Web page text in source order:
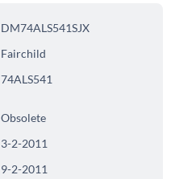
DM74ALS541SJX
Fairchild
74ALS541
Obsolete
3-2-2011
9-2-2011